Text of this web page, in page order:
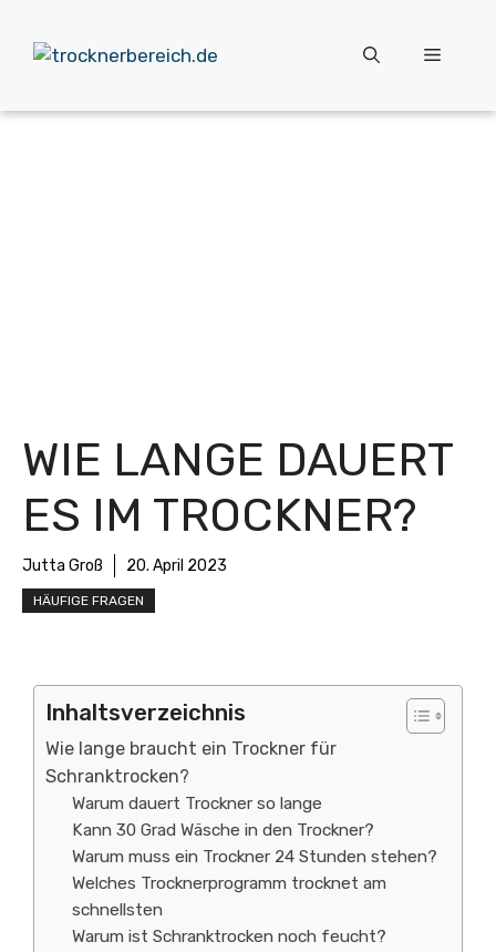
Inhalt
springen
Menü
WIE LANGE DAUERT
ES IM TROCKNER?
Jutta Groß 20. April 2023
HÄUFIGE FRAGEN
Inhaltsverzeichnis
Wie lange braucht ein Trockner für
Schranktrocken?
Warum dauert Trockner so lange
Kann 30 Grad Wäsche in den Trockner?
Warum muss ein Trockner 24 Stunden stehen?
Welches Trocknerprogramm trocknet am
schnellsten
Warum ist Schranktrocken noch feucht?